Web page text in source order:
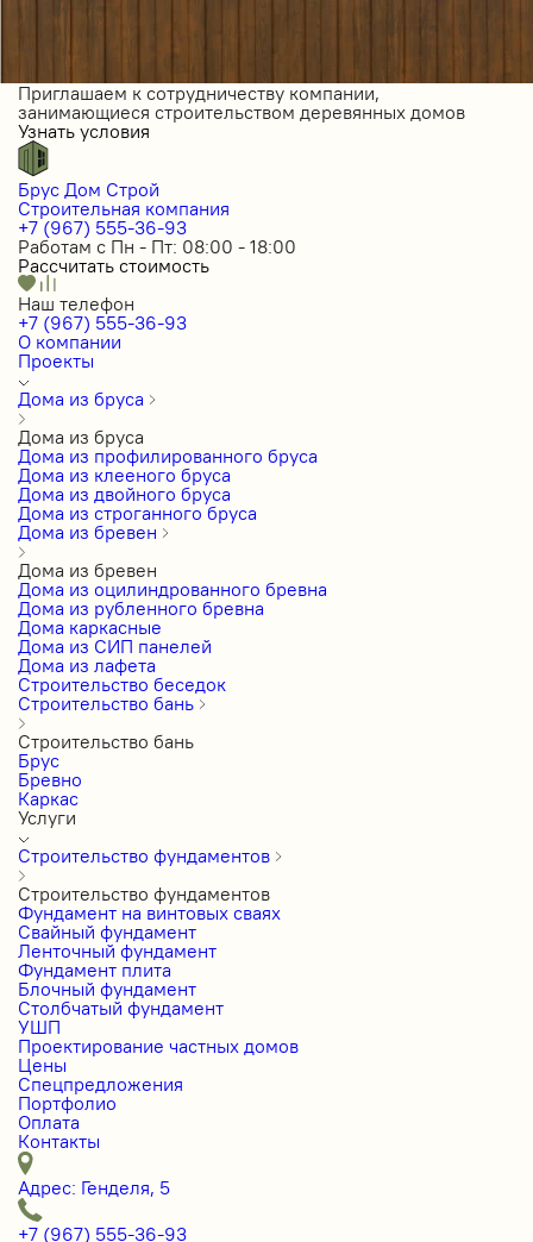
Приглашаем к сотрудничеству компании,
занимающиеся строительством деревянных домов
Узнать условия
Брус Дом Строй
Строительная компания
+7 (967) 555-36-93
Работам с Пн - Пт: 08:00 - 18:00
Рассчитать стоимость
Наш телефон
+7 (967) 555-36-93
О компании
Проекты
Дома из бруса
Дома из бруса
Дома из профилированного бруса
Дома из клееного бруса
Дома из двойного бруса
Дома из строганного бруса
Дома из бревен
Дома из бревен
Дома из оцилиндрованного бревна
Дома из рубленного бревна
Дома каркасные
Дома из СИП панелей
Дома из лафета
Строительство беседок
Строительство бань
Строительство бань
Брус
Бревно
Каркас
Услуги
Строительство фундаментов
Строительство фундаментов
Фундамент на винтовых сваях
Свайный фундамент
Ленточный фундамент
Фундамент плита
Блочный фундамент
Столбчатый фундамент
УШП
Проектирование частных домов
Цены
Спецпредложения
Портфолио
Оплата
Контакты
Адрес: Генделя, 5
+7 (967) 555-36-93